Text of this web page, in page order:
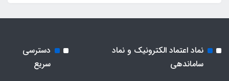
نماد اعتماد الکترونیک و نماد
ساماندهی
دسترسی
سریع